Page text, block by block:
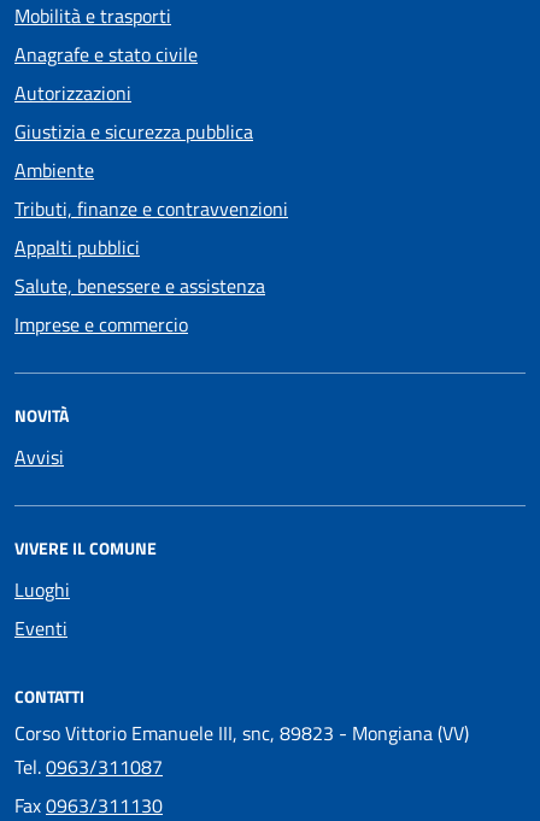
Mobilità e trasporti
Anagrafe e stato civile
Autorizzazioni
Giustizia e sicurezza pubblica
Ambiente
Tributi, finanze e contravvenzioni
Appalti pubblici
Salute, benessere e assistenza
Imprese e commercio
NOVITÀ
Avvisi
VIVERE IL COMUNE
Luoghi
Eventi
CONTATTI
Corso Vittorio Emanuele III, snc, 89823 - Mongiana (VV)
Tel.0963/311087
Fax0963/311130